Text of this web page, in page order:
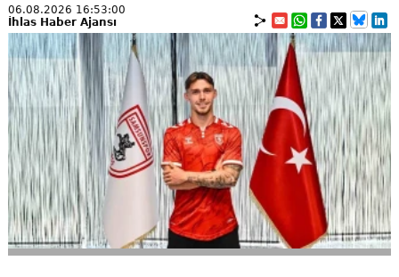
06.08.2026 16:53:00
İhlas Haber Ajansı